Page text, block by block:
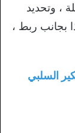
، وتحديد
بجانب ربط ،
السلبي